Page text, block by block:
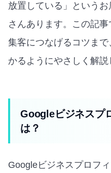
放置している」という
さんあります。この記
集客につなげるコツま
かるようにやさしく解説
Googleビジネスプ
は？
Googleビジネスプロフ